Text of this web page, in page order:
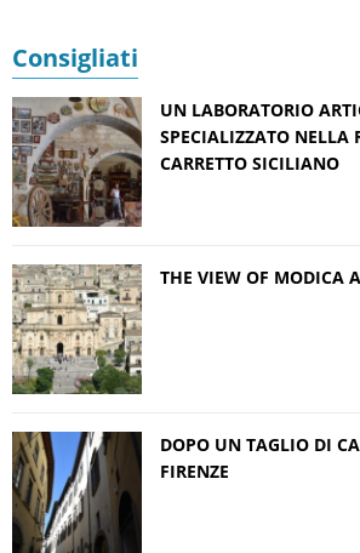
Consigliati
UN LABORATORIO
SPECIALIZZATO NELLA
CARRETTO SICILIANO
THE VIEW OF MODICA
DOPO UN TAGLIO DI
FIRENZE